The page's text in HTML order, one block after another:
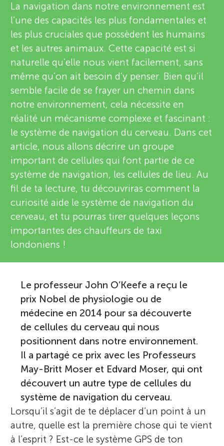
n
g
M
n
d
s
À propos
v
i
e
w
e
r
s
La navigation dans notre environnement est
l’une des capacités les plus fondamentales et
les plus cruciales que possèdent les humains
et les autres animaux. Cette capacité est si
naturelle qu’elle nous vient facilement, sans
même qu’on ait besoin d’y penser. Bien qu’il
semble facile de se frayer un chemin dans
notre environnement, cela nécessite en
réalité un mécanisme complexe et fascinant :
le système de navigation du cerveau. Dans cet
article, nous allons décrire un groupe
important de cellules qui font partie de ce
système de navigation, les cellules de lieu. Au
fil de ta lecture, tu découvriras comment la
curiosité aide le système de navigation du
cerveau, et tu pourras tirer quelques leçons
importantes des chauffeurs de taxi
londoniens !
Le professeur John O’Keefe a reçu le
prix Nobel de physiologie ou de
médecine en 2014 pour sa découverte
de cellules du cerveau qui nous
positionnent dans notre environnement.
Il a partagé ce prix avec les Professeurs
May-Britt Moser et Edvard Moser, qui ont
découvert un autre type de cellules du
système de navigation du cerveau.
Lorsqu’il s’agit de te déplacer d’un point à un
autre, quelle est la première chose qui te vient
à l’esprit ? Est-ce le système GPS de ton